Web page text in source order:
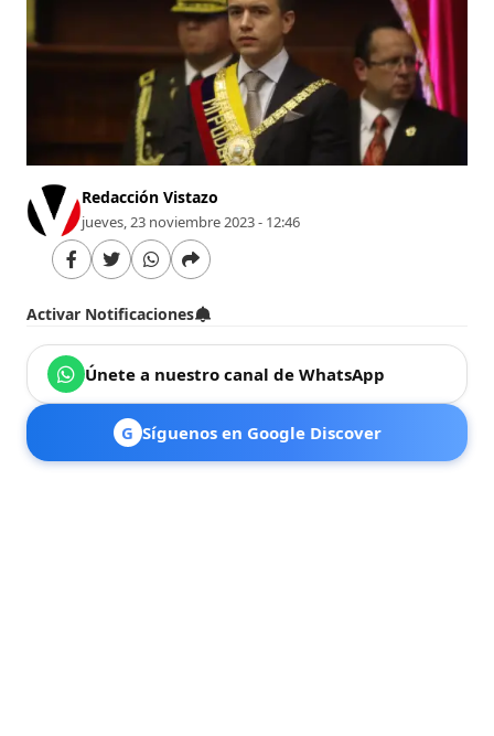
Redacción Vistazo
jueves, 23 noviembre 2023 - 12:46
Activar Notificaciones
Únete a nuestro canal de WhatsApp
G Síguenos en Google Discover